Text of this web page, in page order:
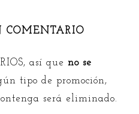
COMENTARIO
así queno se
tipo de promoción,
será eliminado.